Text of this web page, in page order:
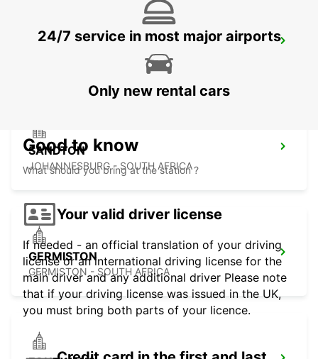
RUSTENBURG
RUSTENBURG - SOUTH AFRICA
SANDTON
JOHANNESBURG - SOUTH AFRICA
GERMISTON
GERMISTON - SOUTH AFRICA
24/7 service in most major airports
Only new rental cars
Good to know
What should you bring at the station ?
Your valid driver license
If needed - an official translation of your driving
license or an international driving license for the
main driver and any additional driver Please note
that if your driving license was issued in the UK,
you must bring both parts of your licence.